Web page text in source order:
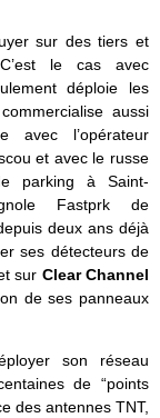
sur des tiers et
le cas avec
déploie les
aussi
l’opérateur
et avec le russe
parking à Saint-
Fastprk de
deux ans déjà
ses détecteurs de
sur Clear Channel
de ses panneaux
son réseau
de “points
des antennes TNT,